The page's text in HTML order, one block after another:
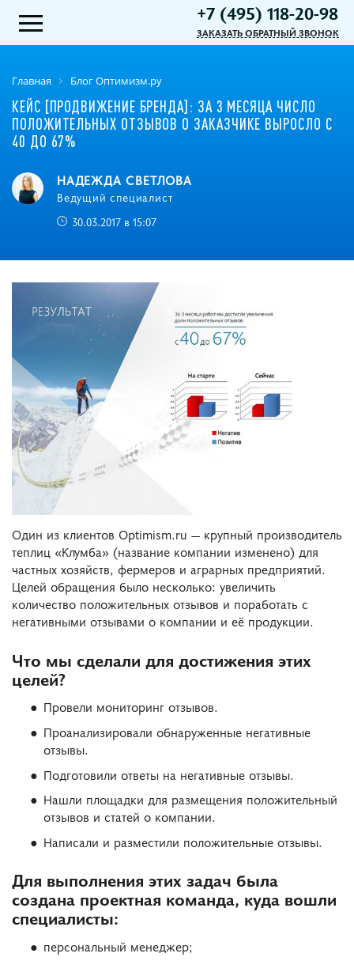
+7 (495) 118-20-98
ЗАКАЗАТЬ ОБРАТНЫЙ ЗВОНОК
Главная Блог Оптимизм.ру
КЕЙС [ПРОДВИЖЕНИЕ БРЕНДА]: ЗА 3 МЕСЯЦА ЧИСЛО
ПОЛОЖИТЕЛЬНЫХ ОТЗЫВОВ О ЗАКАЗЧИКЕ ВЫРОСЛО С
40 ДО 67%
НАДЕЖДА СВЕТЛОВА
Ведущий специалист
30.03.2017 в 15:07
Один из клиентов Optimism.ru — крупный производитель
теплиц «Клумба» (название компании изменено) для
частных хозяйств, фермеров и аграрных предприятий.
Целей обращения было несколько: увеличить
количество положительных отзывов и поработать с
негативными отзывами о компании и её продукции.
Что мы сделали для достижения этих
целей?
Провели мониторинг отзывов.
Проанализировали обнаруженные негативные
отзывы.
Подготовили ответы на негативные отзывы.
Нашли площадки для размещения положительный
отзывов и статей о компании.
Написали и разместили положительные отзывы.
Для выполнения этих задач была
создана проектная команда, куда вошли
специалисты:
персональный менеджер;